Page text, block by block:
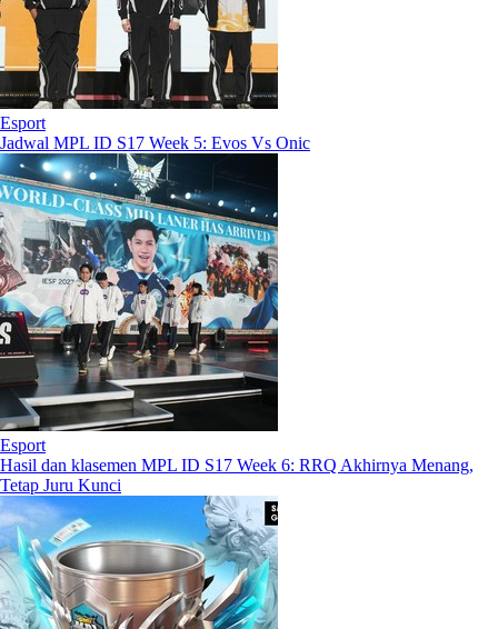
Esport
Jadwal MPL ID S17 Week 5: Evos Vs Onic
Esport
Hasil dan klasemen MPL ID S17 Week 6: RRQ Akhirnya Menang,
Tetap Juru Kunci